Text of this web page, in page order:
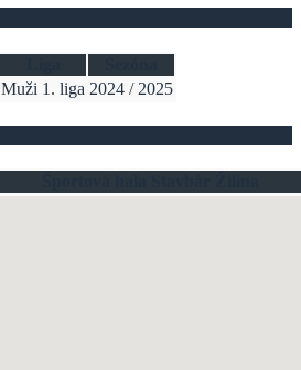
Muži 1. liga 2024 / 2025